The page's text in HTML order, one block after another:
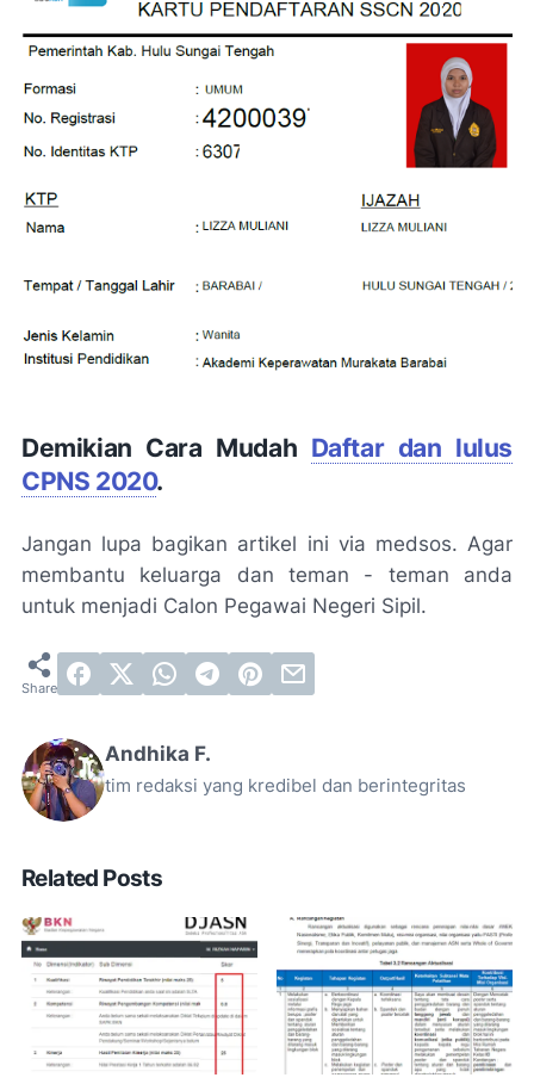
Demikian Cara Mudah Daftar dan lulus
CPNS 2020.
Jangan lupa bagikan artikel ini via medsos. Agar
membantu keluarga dan teman - teman anda
untuk menjadi Calon Pegawai Negeri Sipil.
Andhika F.
tim redaksi yang kredibel dan berintegritas
Related Posts